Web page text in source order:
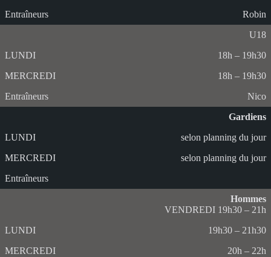
Robin
U18
18h – 19h30
18h – 19h30
Nico
Gardiens
selon planning du jour
selon planning du jour
Hommes
VENDREDI 19h30 – 21h
19h30 – 21h30
20h – 22h